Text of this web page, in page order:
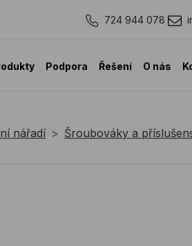
724 944 078
Podpora Řešení O nás
nářadí Šroubováky a